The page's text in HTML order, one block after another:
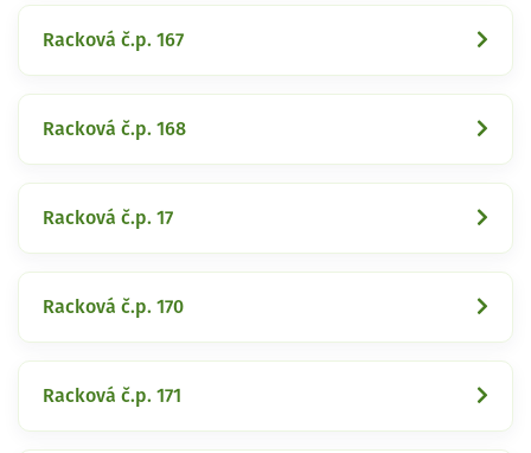
Racková č.p. 167
Racková č.p. 168
Racková č.p. 17
Racková č.p. 170
Racková č.p. 171